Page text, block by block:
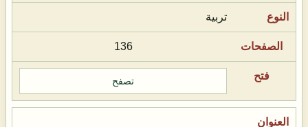
تربية
136
تصفح